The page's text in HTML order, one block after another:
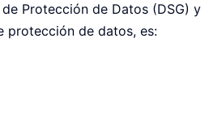
de Protección de Datos (DSG) y
protección de datos, es: